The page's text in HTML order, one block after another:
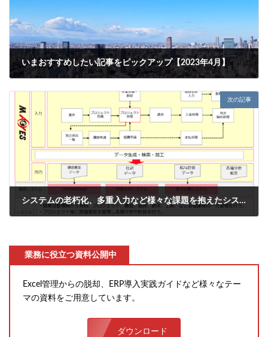
いまおすすめしたい記事をピックアップ【2023年4月】
次の記事
システムの老朽化、多重入力など様々な課題を抱えたシステム開発会社の事例＜ERP導入事例５＞
業務に役立つ資料公開中
Excel管理からの脱却、ERP導入実践ガイドなど様々なテー
マの資料をご用意しています。
ダウンロード